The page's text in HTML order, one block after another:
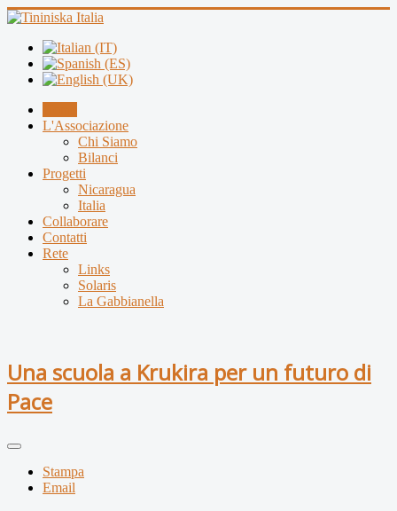
L'Associazione
Chi Siamo
Bilanci
Progetti
Nicaragua
Italia
Collaborare
Contatti
Rete
Links
Solaris
La Gabbianella
Una scuola a Krukira per un futuro di
Pace
Stampa
Email